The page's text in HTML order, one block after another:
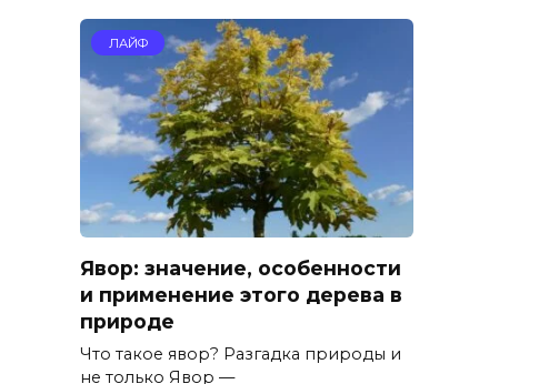
ЛАЙФ
Явор: значение, особенности
и применение этого дерева в
природе
Что такое явор? Разгадка природы и
не только Явор —